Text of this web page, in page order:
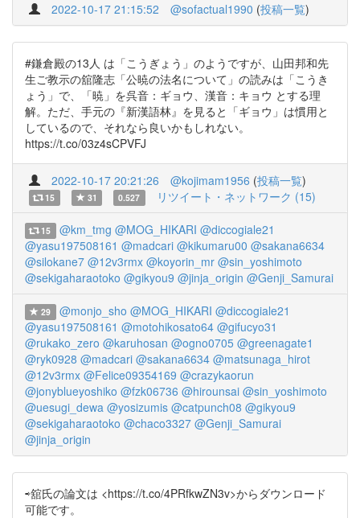
2022-10-17 21:15:52 @sofactual1990 (投稿一覧)
#鎌倉殿の13人 は「こうぎょう」のようですが、山田邦和先
生ご教示の舘隆志「公暁の法名について」の読みは「こうき
ょう」で、「暁」を呉音：ギョウ、漢音：キョウ とする理
解。ただ、手元の『新漢語林』を見ると「ギョウ」は慣用と
しているので、それなら良いかもしれない。
https://t.co/03z4sCPVFJ
2022-10-17 20:21:26 @kojimam1956 (投稿一覧)
15 31 0.527 リツイート・ネットワーク (15)
15 @km_tmg @MOG_HIKARI @diccogiale21
@yasu197508161 @madcari @kikumaru00 @sakana6634
@silokane7 @12v3rmx @koyorin_mr @sin_yoshimoto
@sekigaharaotoko @gikyou9 @jinja_origin @Genji_Samurai
29 @monjo_sho @MOG_HIKARI @diccogiale21
@yasu197508161 @motohikosato64 @gifucyo31
@rukako_zero @karuhosan @ogno0705 @greenagate1
@ryk0928 @madcari @sakana6634 @matsunaga_hirot
@12v3rmx @Felice09354169 @crazykaorun
@jonyblueyoshiko @fzk06736 @hirounsai @sin_yoshimoto
@uesugi_dewa @yosizumis @catpunch08 @gikyou9
@sekigaharaotoko @chaco3327 @Genji_Samurai
@jinja_origin
⇨舘氏の論文は <https://t.co/4PRfkwZN3v>からダウンロード
可能です。